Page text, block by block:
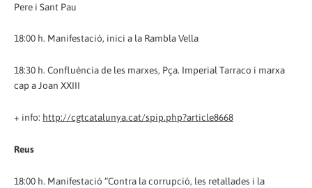
Pere i Sant Pau
18:00 h. Manifestació, inici a la Rambla Vella
18:30 h. Confluència de les marxes, Pça. Imperial Tarraco i marxa
cap a Joan XXIII
+ info: http://cgtcatalunya.cat/spip.php?article8668
Reus
18:00 h. Manifestació “Contra la corrupció, les retallades i la